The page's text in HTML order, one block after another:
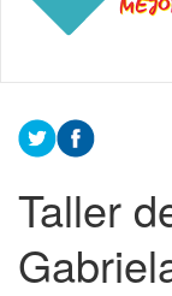
principal
Taller